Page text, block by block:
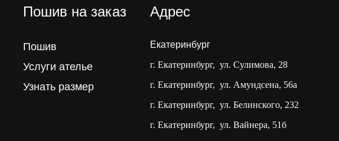
Пошив на заказ
Пошив
Услуги ателье
Узнать размер
Адрес
Екатеринбург
г. Екатеринбург, ул. Cулимова, 28
г. Екатеринбург, ул. Амундсена, 56а
г. Екатеринбург, ул. Белинского, 232
г. Екатеринбург, ул. Вайнера, 51б